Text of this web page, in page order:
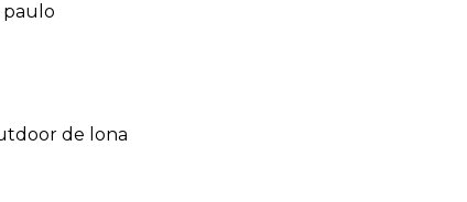
paulo
de lona